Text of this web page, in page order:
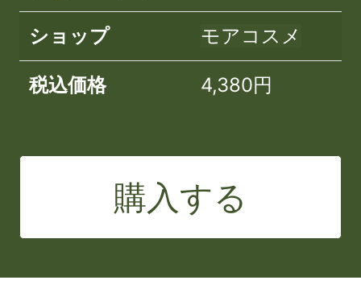
ショップ モアコスメ
税込価格 4,380円
購入する